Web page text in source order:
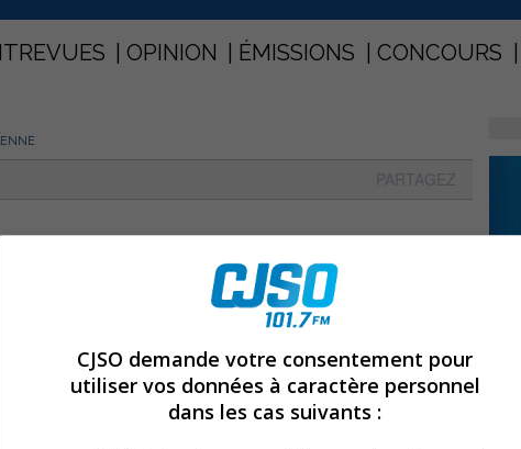
OPINION ÉMISSIONS CONCOURS
PARTAGEZ
CJSO demande votre consentement pour
utiliser vos données à caractère personnel
dans les cas suivants :